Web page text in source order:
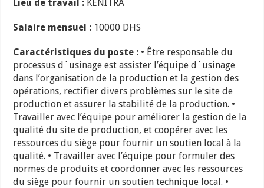
Lieu de travail : KENITRA
Salaire mensuel : 10000 DHS
Caractéristiques du poste : • Être responsable du
processus d`usinage est assister l’équipe d`usinage
dans l’organisation de la production et la gestion des
opérations, rectifier divers problèmes sur le site de
production et assurer la stabilité de la production. •
Travailler avec l’équipe pour améliorer la gestion de la
qualité du site de production, et coopérer avec les
ressources du siège pour fournir un soutien local à la
qualité. • Travailler avec l’équipe pour formuler des
normes de produits et coordonner avec les ressources
du siège pour fournir un soutien technique local. •